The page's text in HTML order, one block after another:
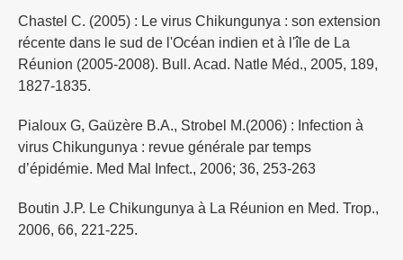
Chastel C. (2005) : Le virus Chikungunya : son extension
récente dans le sud de l'Océan indien et à l'île de La
Réunion (2005-2008). Bull. Acad. Natle Méd., 2005, 189,
1827-1835.
Pialoux G, Gaüzère B.A., Strobel M.(2006) : Infection à
virus Chikungunya : revue générale par temps
d’épidémie. Med Mal Infect., 2006; 36, 253-263
Boutin J.P. Le Chikungunya à La Réunion en Med. Trop.,
2006, 66, 221-225.